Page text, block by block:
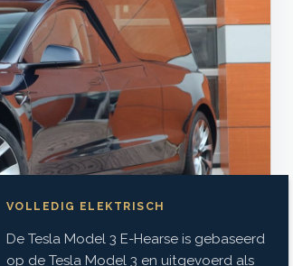
VOLLEDIG ELEKTRISCH
De Tesla Model 3 E-Hearse is gebaseerd
op de Tesla Model 3 en uitgevoerd als